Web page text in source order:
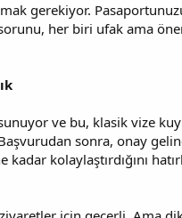
gerekiyor.
sorunu, her biri ufak ama
ve bu, klasik vize
sonra, onay
kolaylaştırdığını